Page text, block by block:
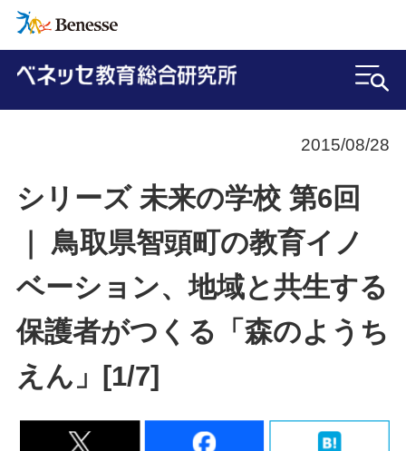
2015/08/28
シリーズ 未来の学校 第6回
｜ 鳥取県智頭町の教育イノ
ベーション、地域と共生する
保護者がつくる「森のようち
えん」[1/7]